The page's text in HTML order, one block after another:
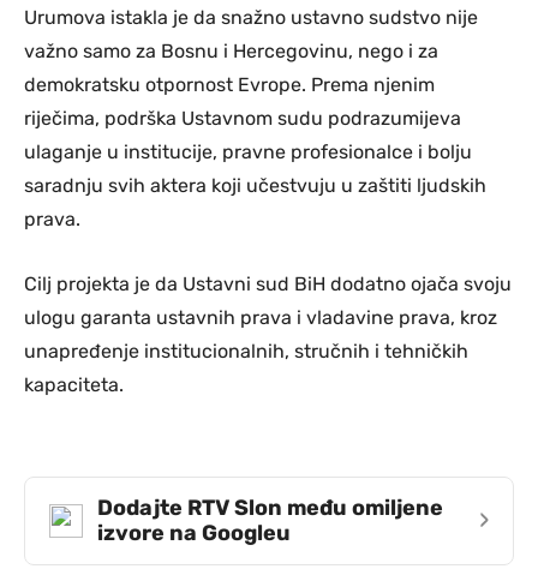
Urumova istakla je da snažno ustavno sudstvo nije
važno samo za Bosnu i Hercegovinu, nego i za
demokratsku otpornost Evrope. Prema njenim
riječima, podrška Ustavnom sudu podrazumijeva
ulaganje u institucije, pravne profesionalce i bolju
saradnju svih aktera koji učestvuju u zaštiti ljudskih
prava.
Cilj projekta je da Ustavni sud BiH dodatno ojača svoju
ulogu garanta ustavnih prava i vladavine prava, kroz
unapređenje institucionalnih, stručnih i tehničkih
kapaciteta.
Dodajte RTV Slon među omiljene
izvore na Googleu
›